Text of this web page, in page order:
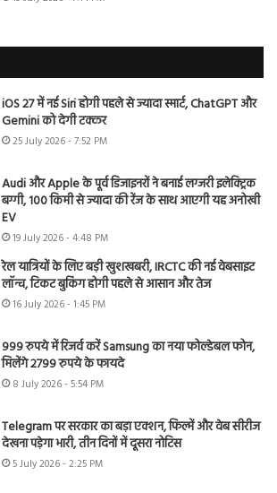
iOS 27 में नई Siri होगी पहले से ज्यादा स्मार्ट, ChatGPT और
Gemini को देगी टक्कर
25 July 2026 - 7:52 PM
Audi और Apple के पूर्व डिजाइनरों ने बनाई लग्जरी इलेक्ट्रिक
बग्गी, 100 किमी से ज्यादा की रेंज के साथ आएगी यह अनोखी
EV
19 July 2026 - 4:48 PM
रेल यात्रियों के लिए बड़ी खुशखबरी, IRCTC की नई वेबसाइट
लॉन्च, टिकट बुकिंग होगी पहले से आसान और तेज
16 July 2026 - 1:45 PM
999 रुपये में रिजर्व करें Samsung का नया फोल्डेबल फोन,
मिलेंगे 2799 रुपये के फायदे
8 July 2026 - 5:54 PM
Telegram पर सरकार का बड़ा एक्शन, फिल्में और वेब सीरीज
देखना पड़ेगा भारी, तीन दिनों में दूसरा नोटिस
5 July 2026 - 2:25 PM